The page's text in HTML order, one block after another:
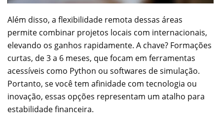
Além disso, a flexibilidade remota dessas áreas
permite combinar projetos locais com internacionais,
elevando os ganhos rapidamente. A chave? Formações
curtas, de 3 a 6 meses, que focam em ferramentas
acessíveis como Python ou softwares de simulação.
Portanto, se você tem afinidade com tecnologia ou
inovação, essas opções representam um atalho para
estabilidade financeira.